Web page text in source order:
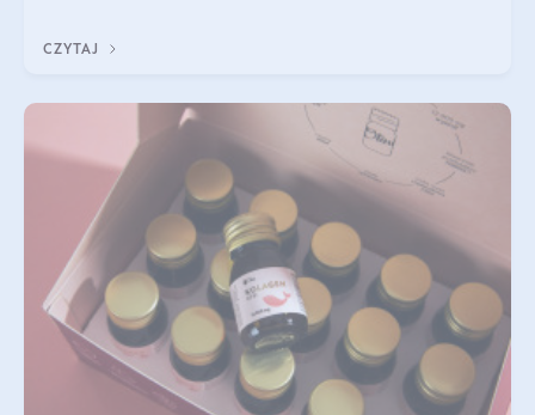
CZYTAJ